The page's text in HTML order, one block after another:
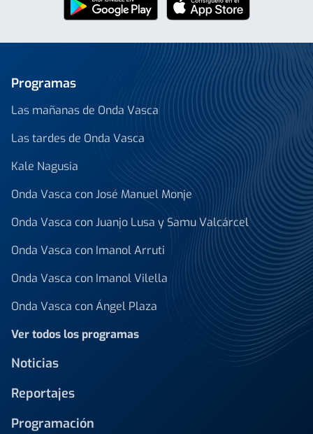
Programas
Las mañanas de Onda Vasca
Las tardes de Onda Vasca
Kale Nagusia
Onda Vasca con José Manuel Monje
Onda Vasca con Juanjo Lusa y Samu Valcárcel
Onda Vasca con Imanol Arruti
Onda Vasca con Imanol Vilella
Onda Vasca con Ángel Plaza
Ver todos los programas
Noticias
Reportajes
Programación